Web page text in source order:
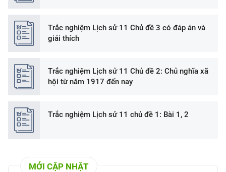
Trắc nghiệm Lịch sử 11 Chủ đề 3 có đáp án và
giải thích
Trắc nghiệm Lịch sử 11 Chủ đề 2: Chủ nghĩa xã
hội từ năm 1917 đến nay
Trắc nghiệm Lịch sử 11 chủ đề 1: Bài 1, 2
MỚI CẬP NHẬT